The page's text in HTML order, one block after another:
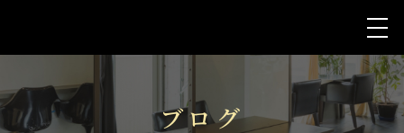
ブログ